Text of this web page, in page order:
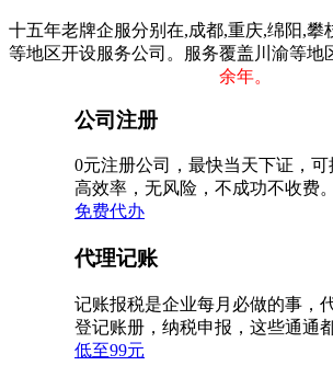
十五年老牌企服分别在,成都,重庆,绵阳,攀
等地区开设服务公司。服务覆盖川渝等地
余年。
公司注册
0元注册公司，最快当天下证，可
高效率，无风险，不成功不收费。
免费代办
代理记账
记账报税是企业每月必做的事，
登记账册，纳税申报，这些通通
低至99元